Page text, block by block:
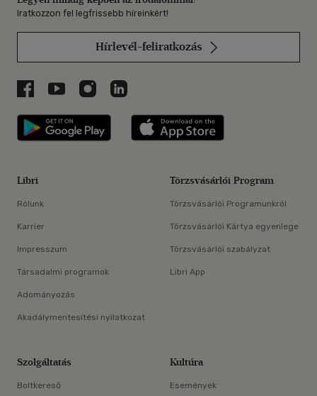
Iratkozzon fel legfrissebb híreinkért!
Hírlevél-feliratkozás
Libri a Facebookon
Libri a Youtube-on
Libri az Instagramon
Libri a LinkedInen
Libri applikáció Szerezd meg: Google
Libri
Rólunk
Karrier
Impresszum
Társadalmi programok
Adományozás
Akadálymentesítési nyilatkozat
Törzsvásárlói Program
Törzsvásárlói Programunkról
Törzsvásárlói Kártya egyenlege
Törzsvásárlói szabályzat
Libri App
Szolgáltatás
Boltkereső
Kultúra
Események